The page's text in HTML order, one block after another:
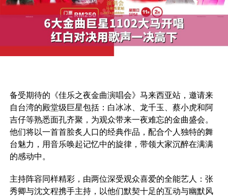
备受期待的《佳乐之夜⾦曲演唱会》马来西亚站，邀请来
⾃台湾的殿堂级巨星包括：⽩冰冰、龙千⽟、蔡⼩⻁和阿
吉仔等熟悉面孔齐聚，为观众带来⼀夜难忘的⾦曲盛会。
他们将以⼀⾸⾸脍炙⼈⼝的经典作品，配合个⼈独特的舞
台魅⼒，⽤⾳乐唤起记忆中的旋律，带领⼤家沉醉在满满
的感动中。
主持阵容同样精彩，由两位深受观众喜爱的全能艺⼈：张
秀卿与沈⽂程携⼿主持，以他们默契⼗⾜的互动与幽默风